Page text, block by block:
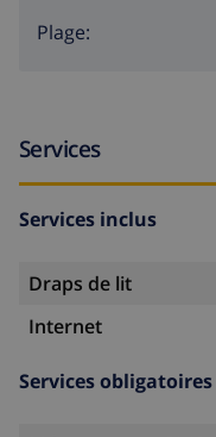
Plage:
Services
Services inclus
Draps de lit
Internet
Services obligatoires